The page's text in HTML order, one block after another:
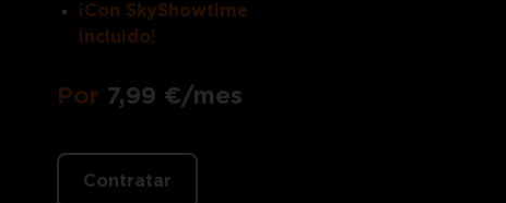
¡Con SkyShowtime
incluido!
Por 7,99 €/mes
Contratar